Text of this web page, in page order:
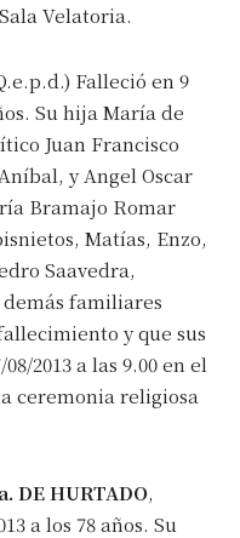
Velatoria.
Falleció en 9
Su hija María de
Juan Francisco
y Angel Oscar
Bramajo Romar
Matías, Enzo,
Saavedra,
familiares
y que sus
2013 a las 9.00 en el
ceremonia religiosa
DE HURTADO,
a los 78 años. Su